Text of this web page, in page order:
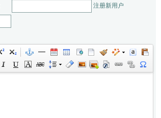
注册新用户